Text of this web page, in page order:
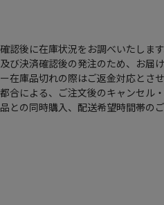
認後に在庫状況をお調べいたします
び決済確認後の発注のため、お届
在庫品切れの際はご返金対応とさせ
合による、ご注文後のキャンセル・
との同時購入、配送希望時間帯のご